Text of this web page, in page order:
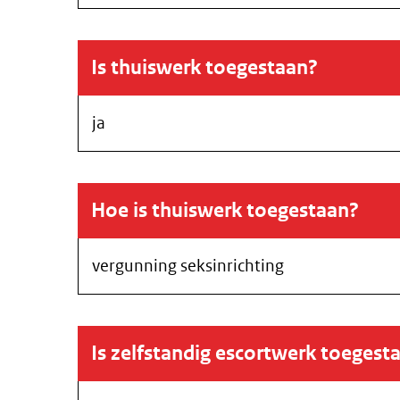
Is thuiswerk toegestaan?
ja
Hoe is thuiswerk toegestaan?
vergunning seksinrichting
Is zelfstandig escortwerk